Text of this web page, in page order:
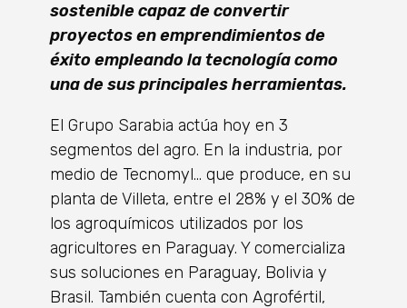
sostenible capaz de convertir
proyectos en emprendimientos de
éxito empleando la tecnología como
una de sus principales herramientas.
El Grupo Sarabia actúa hoy en 3
segmentos del agro. En la industria, por
medio de Tecnomyl… que produce, en su
planta de Villeta, entre el 28% y el 30% de
los agroquímicos utilizados por los
agricultores en Paraguay. Y comercializa
sus soluciones en Paraguay, Bolivia y
Brasil. También cuenta con Agrofértil,